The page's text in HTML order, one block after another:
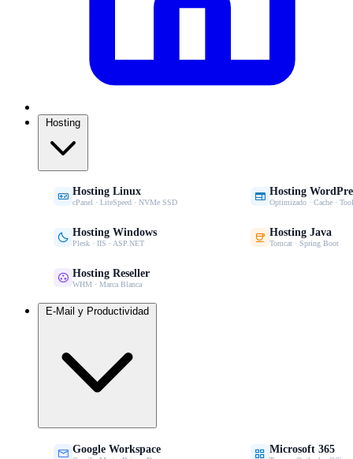
Hosting
 Hosting Linux
cPanel · LiteSpeed · NVMe SSD  Hosting
Optimizado · Cache ·
 Hosting Windows
Plesk · IIS · ASP.NET  Hosting Java
Tomcat · Spring Boot
 Hosting Reseller
WHM · Marca Blanca
E-Mail y Productividad
 Google Workspace  Microsoft 365